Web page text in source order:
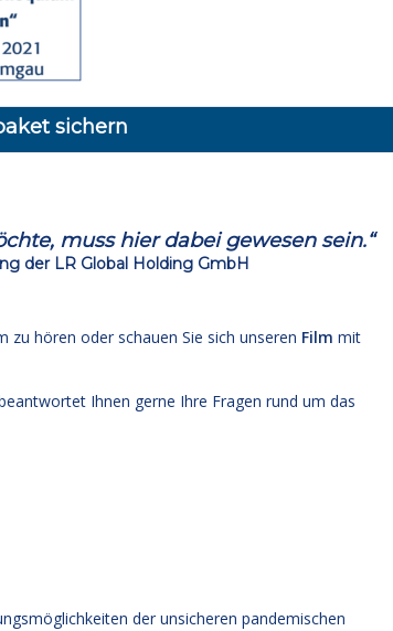
sichern
muss hier dabei gewesen sein.“
der LR Global Holding GmbH
hören oder schauen Sie sich unseren Film mit
Ihnen gerne Ihre Fragen rund um das
der unsicheren pandemischen